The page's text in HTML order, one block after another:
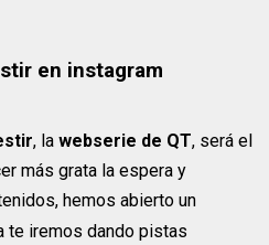
en instagram
, lawebserie de QT, será el
más grata la espera y
hemos abierto un
te iremos dando pistas